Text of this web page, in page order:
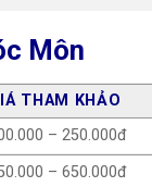
Môn
THAM KHẢO
– 250.000đ
– 650.000đ